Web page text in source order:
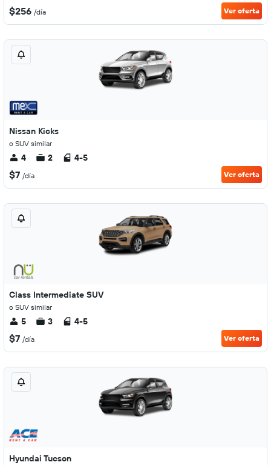
$256 /día Ver oferta
Nissan Kicks
o SUV similar
4 2 4-5
$7 /día Ver oferta
Class Intermediate SUV
o SUV similar
5 3 4-5
$7 /día Ver oferta
Hyundai Tucson